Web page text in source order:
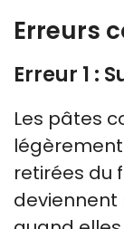
Erreurs
Erreur 1 :
Les pâtes
retirées du
deviennent